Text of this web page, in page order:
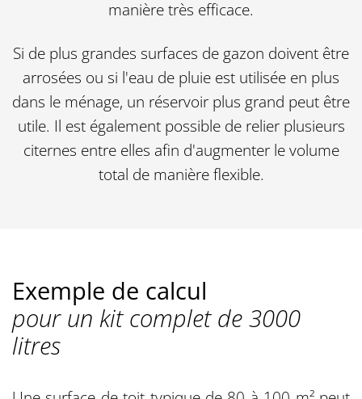
manière très efficace.
Si de plus grandes surfaces de gazon doivent être
arrosées ou si l'eau de pluie est utilisée en plus
dans le ménage, un réservoir plus grand peut être
utile. Il est également possible de relier plusieurs
citernes entre elles afin d'augmenter le volume
total de manière flexible.
Exemple de calcul
pour un kit complet de 3000
litres